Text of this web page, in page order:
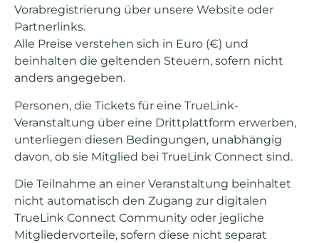
Vorabregistrierung über unsere Website oder
Partnerlinks.
Alle Preise verstehen sich in Euro (€) und
beinhalten die geltenden Steuern, sofern nicht
anders angegeben.
Personen, die Tickets für eine TrueLink-
Veranstaltung über eine Drittplattform erwerben,
unterliegen diesen Bedingungen, unabhängig
davon, ob sie Mitglied bei TrueLink Connect sind.
Die Teilnahme an einer Veranstaltung beinhaltet
nicht automatisch den Zugang zur digitalen
TrueLink Connect Community oder jegliche
Mitgliedervorteile, sofern diese nicht separat